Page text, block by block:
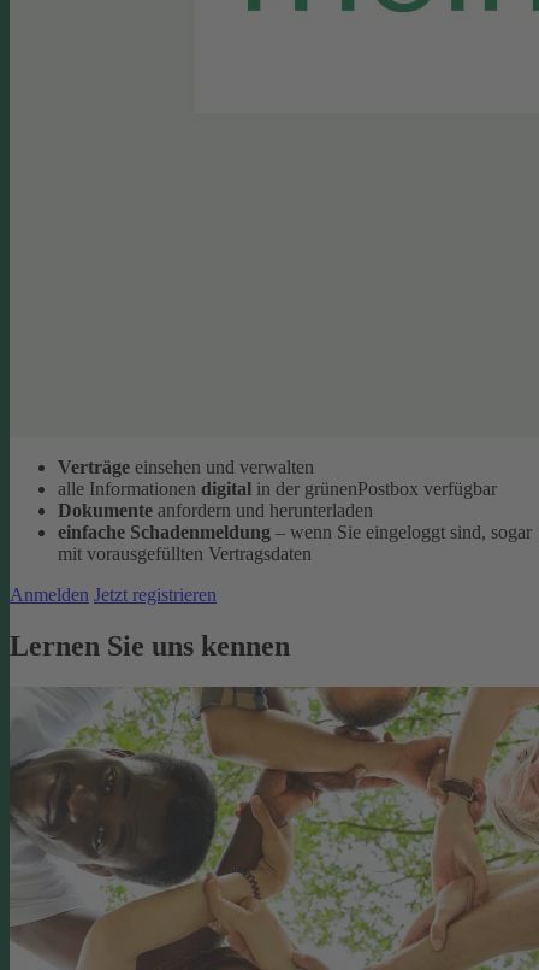
Verträge einsehen und verwalten
alle Informationen digital in der grünenPostbox verfügbar
Dokumente anfordern und herunterladen
einfache Schadenmeldung – wenn Sie eingeloggt sind, sogar
mit vorausgefüllten Vertragsdaten
Anmelden Jetzt registrieren
Lernen Sie uns kennen